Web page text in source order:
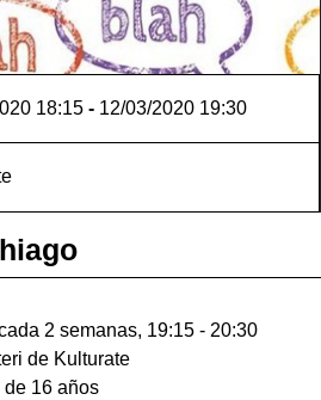
18:15 - 12/03/2020 19:30
2 semanas, 19:15 - 20:30
de Kulturate
de 16 años